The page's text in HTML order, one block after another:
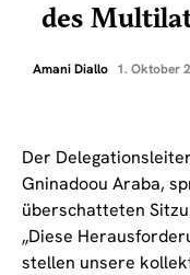
des
Amani Diallo 1. Oktober
Der
Gninadoou Araba,
überschatteten
„Diese
stellen unsere